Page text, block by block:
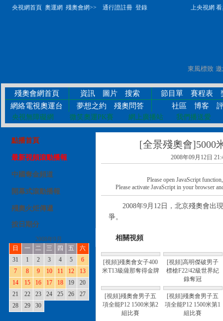
央視網首頁 奧運網 殘奧會網>> 通行證註冊 登錄 上央視網 看奧
殘奧會網首頁 資訊 圖片 搜索 節目單 賽程表
網絡電視奧運台
夢想之約 殘奧問答 社區 博客
央視無障礙網 微笑奧運PK賽 網上廣播站 我們播送愛
點播首頁
最新視頻滾動播報
中國奪金頻道
開幕式滾動播報
殘奧火炬傳遞
按日期分
2008年9月
日
一 二 三 四 五
六
31
1 2 3 4 5
6
7
8 9 10 11 12
13
14
15 16 17 18 19
20
21
22 23 24 25 26
27
28
29 30
[全景殘奧會]5000
2008年09月12日
Please open JavaScript
Please activate JavaScript in your browser
2008年9月12日，北京殘奧會出現
爭。
相關視頻
[視頻]殘奧會女子400
米T13級薩那奪得金牌
[視頻]高明傑破男子
標槍F22/42級世界紀
錄奪冠
[視頻]殘奧會男子五
項全能P12 1500米第2
組比賽
[視頻]殘奧會男子五
項全能P12 1500米第1
組比賽